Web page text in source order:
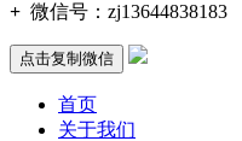
+ 微信号： zj13644838183
点击复制微信
首页
关于我们